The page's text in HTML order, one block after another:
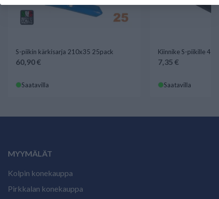
S-piikin kärkisarja 210x35 25pack
60,90 €
Saatavilla
Kiinnike S-piikille
7,35 €
Saatavilla
MYYMÄLÄT
Kolpin konekauppa
Pirkkalan konekauppa